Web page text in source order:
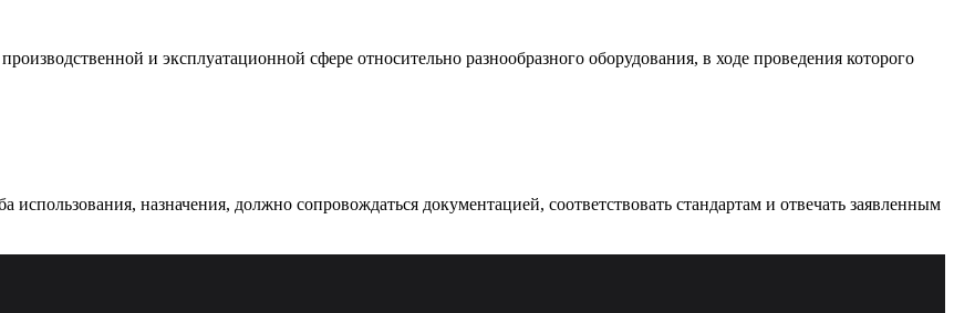
и эксплуатационной сфере относительно разнообразного оборудования, в ходе проведения которого
использования, назначения, должно сопровождаться документацией, соответствовать стандартам и отвечать заявленным